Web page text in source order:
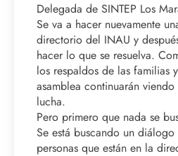
Delegada de SINTEP Los
Se va a hacer nuevamente
directorio del INAU y
hacer lo que se resuelva.
los respaldos de las familias
asamblea continuarán
lucha.
Pero primero que nada se
Se está buscando un
personas que están en la